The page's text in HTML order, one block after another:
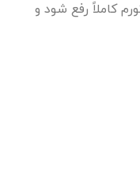
تا تورم کاملاً رفع شود و